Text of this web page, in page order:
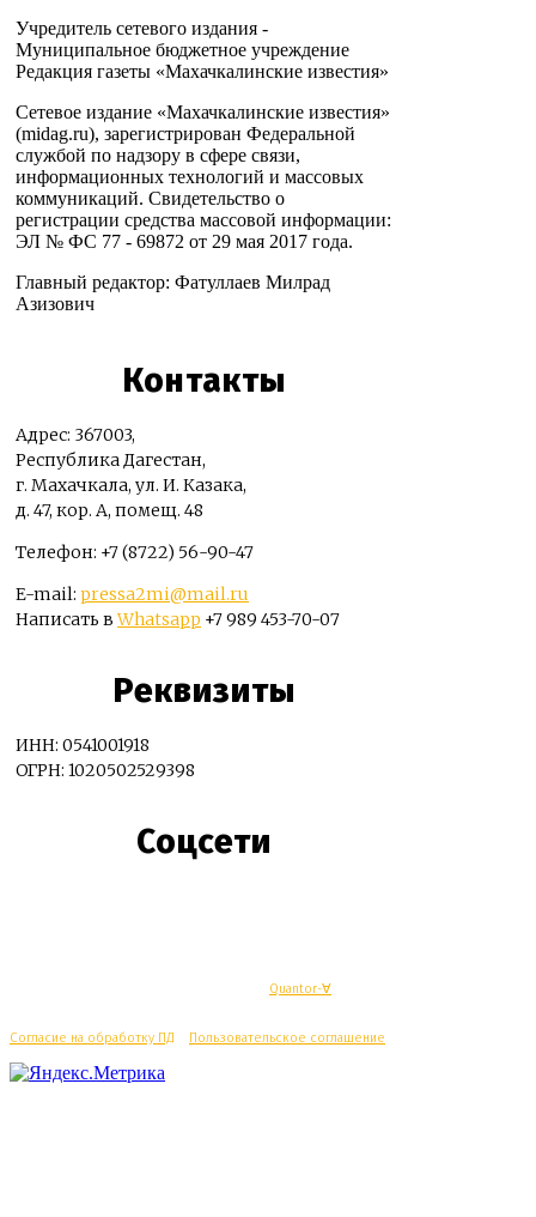
Учредитель сетевого издания -
Муниципальное бюджетное учреждение
Редакция газеты «Махачкалинские известия»
Сетевое издание «Махачкалинские известия»
(midag.ru), зарегистрирован Федеральной
службой по надзору в сфере связи,
информационных технологий и массовых
коммуникаций. Свидетельство о
регистрации средства массовой информации:
ЭЛ № ФС 77 - 69872 от 29 мая 2017 года.
Главный редактор: Фатуллаев Милрад
Азизович
Контакты
Адрес: 367003,
Республика Дагестан,
г. Махачкала, ул. И. Казака,
д. 47, кор. А, помещ. 48
Телефон: +7 (8722) 56-90-47
E-mail: pressa2mi@mail.ru
Написать вWhatsapp +7 989 453-70-07
Реквизиты
ИНН: 0541001918
ОГРН: 1020502529398
Соцсети
Quantor-∀
Согласие на обработку ПД Пользовательское соглашение